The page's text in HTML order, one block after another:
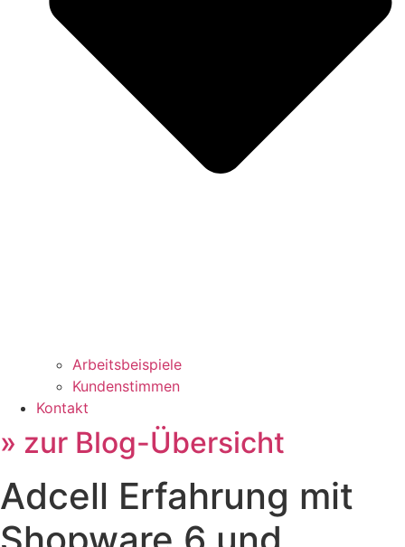
Arbeitsbeispiele
Kundenstimmen
Kontakt
» zur Blog-Übersicht
Adcell Erfahrung mit